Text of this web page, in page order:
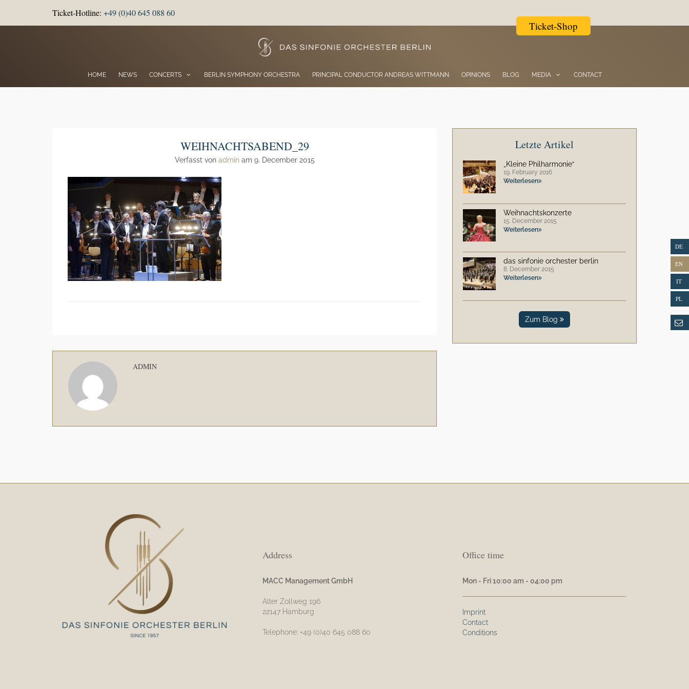
Ticket-Hotline: +49 (0)40 645 088 60
Ticket-Shop
HOME NEWS CONCERTS BERLIN SYMPHONY ORCHESTRA PRINCIPAL CONDUCTOR ANDREAS WITTMANN OPINIONS BLOG MEDIA CONTACT
WEIHNACHTSABEND_29
Verfasst von adminam 9. December 2015
ADMIN
Letzte Artikel
„Kleine Philharmonie“
19. February 2016
Weiterlesen
Weihnachtskonzerte
15. December 2015
Weiterlesen
das sinfonie orchester berlin
8. December 2015
Weiterlesen
Zum Blog
Address
MACC Management GmbH
Alter Zollweg 196
22147 Hamburg
Telephone: +49 (0)40 645 088 60
Office time
Mon - Fri 10:00 am - 04:00 pm
Imprint
Contact
Conditions
DE
EN
IT
PL